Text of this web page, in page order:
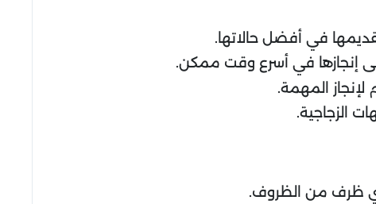
في أفضل حالاتها.
إنجازها في أسرع وقت ممكن.
المهمة.
الزجاجية.
ظرف من الظروف.